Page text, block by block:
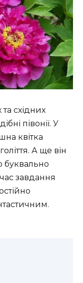
східних
півонії. У
квітка
А ще він
буквально
завдання